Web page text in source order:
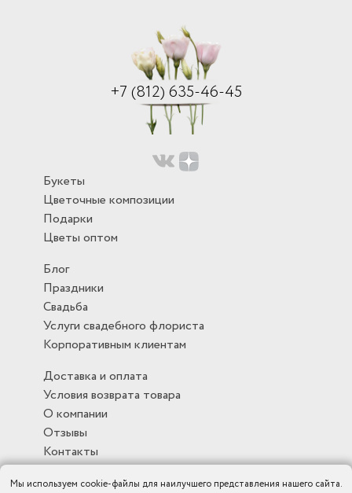
+7 (812) 635-46-45
Букеты
Цветочные композиции
Подарки
Цветы оптом
Блог
Праздники
Свадьба
Услуги свадебного флориста
Корпоративным клиентам
Доставка и оплата
Условия возврата товара
О компании
Отзывы
Контакты
Мы используем cookie-файлы для наилучшего представления нашего сайта.